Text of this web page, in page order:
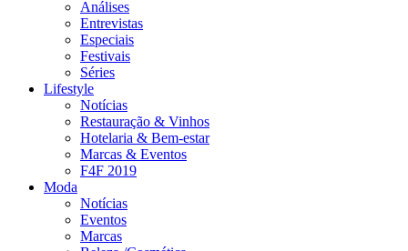
Análises
Entrevistas
Especiais
Festivais
Séries
Lifestyle
Notícias
Restauração & Vinhos
Hotelaria & Bem-estar
Marcas & Eventos
F4F 2019
Moda
Notícias
Eventos
Marcas